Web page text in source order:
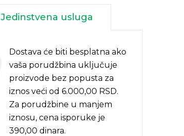
Jedinstvena usluga
Dostava će biti besplatna ako
vaša porudžbina uključuje
proizvode bez popusta za
iznos veći od 6.000,00 RSD.
Za porudžbine u manjem
iznosu, cena isporuke je
390,00 dinara.